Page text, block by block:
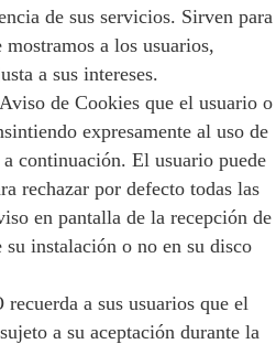
de sus servicios. Sirven para
a los usuarios,
a sus intereses.
de Cookies que el usuario o
expresamente al uso de
continuación. El usuario puede
rechazar por defecto todas las
en pantalla de la recepción de
instalación o no en su disco
a sus usuarios que el
a su aceptación durante la